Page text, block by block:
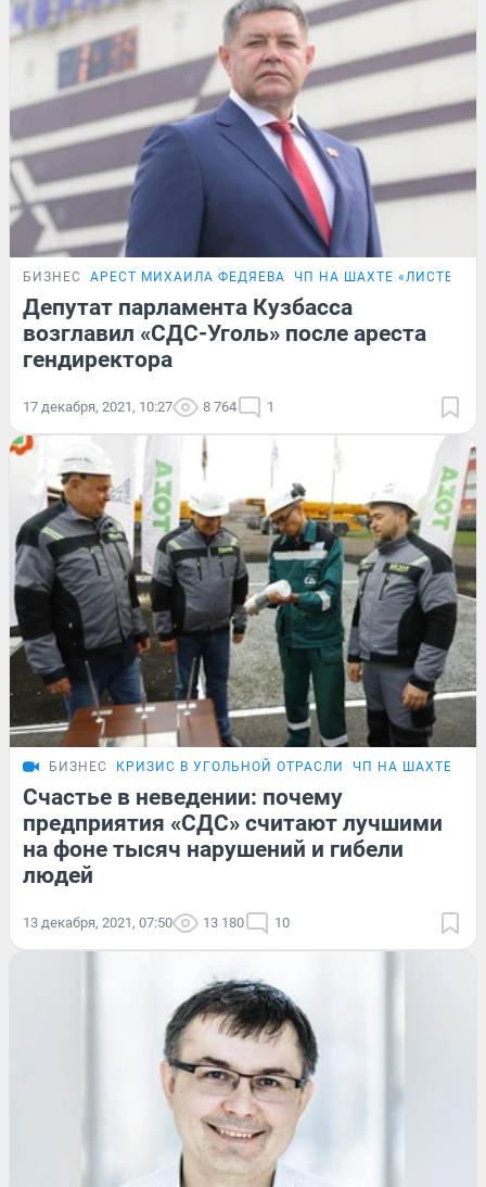
БИЗНЕС АРЕСТ МИХАИЛА ФЕДЯЕВА ЧП НА ШАХТЕ
Депутат парламента Кузбасса
возглавил «СДС-Уголь» после ареста
гендиректора
17 декабря, 2021, 10:27 8 764 1
БИЗНЕС КРИЗИС В УГОЛЬНОЙ ОТРАСЛИ ЧП НА ШАХТЕ
Счастье в неведении: почему
предприятия «СДС» считают лучшими
на фоне тысяч нарушений и гибели
людей
13 декабря, 2021, 07:50 13 180 10